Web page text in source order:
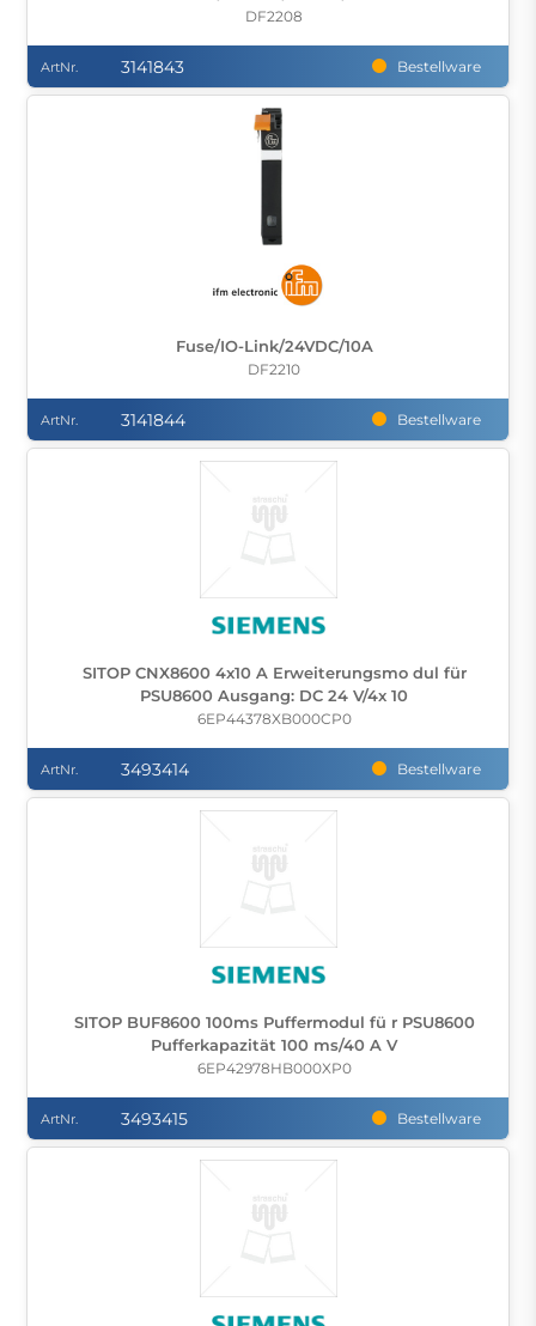
DF2208
ArtNr. 3141843 Bestellware
Fuse/IO-Link/24VDC/10A
DF2210
ArtNr. 3141844 Bestellware
SITOP CNX8600 4x10 A Erweiterungsmo dul für
PSU8600 Ausgang: DC 24 V/4x 10
6EP44378XB000CP0
ArtNr. 3493414 Bestellware
SITOP BUF8600 100ms Puffermodul fü r PSU8600
Pufferkapazität 100 ms/40 A V
6EP42978HB000XP0
ArtNr. 3493415 Bestellware